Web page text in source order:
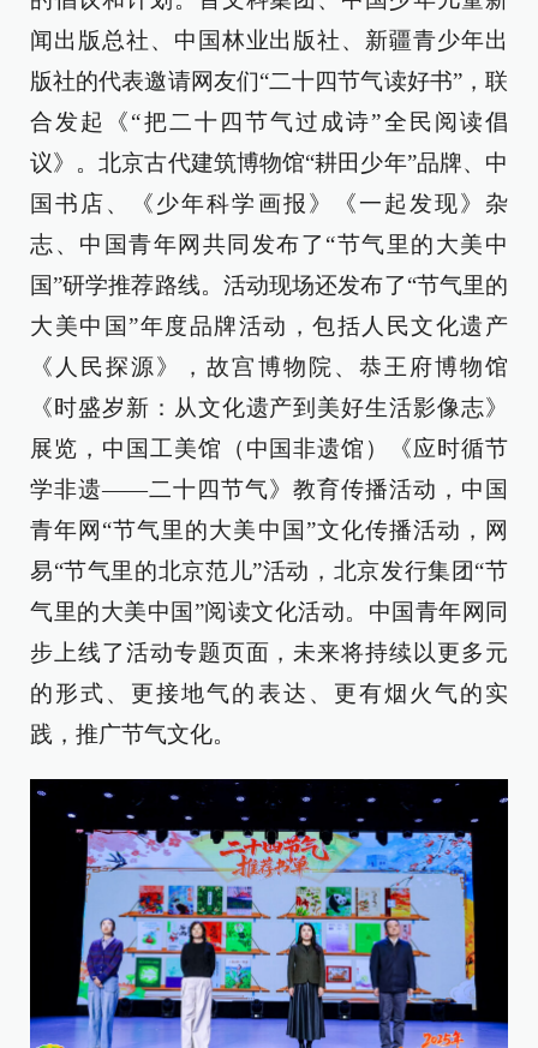
闻出版总社、中国林业出版社、新疆青少年出
版社的代表邀请网友们“二十四节气读好书”，联
合发起《“把二十四节气过成诗”全民阅读倡
议》。北京古代建筑博物馆“耕田少年”品牌、中
国书店、《少年科学画报》《一起发现》杂
志、中国青年网共同发布了“节气里的大美中
国”研学推荐路线。活动现场还发布了“节气里的
大美中国”年度品牌活动，包括人民文化遗产
《人民探源》，故宫博物院、恭王府博物馆
《时盛岁新：从文化遗产到美好生活影像志》
展览，中国工美馆（中国非遗馆）《应时循节
学非遗——二十四节气》教育传播活动，中国
青年网“节气里的大美中国”文化传播活动，网
易“节气里的北京范儿”活动，北京发行集团“节
气里的大美中国”阅读文化活动。中国青年网同
步上线了活动专题页面，未来将持续以更多元
的形式、更接地气的表达、更有烟火气的实
践，推广节气文化。